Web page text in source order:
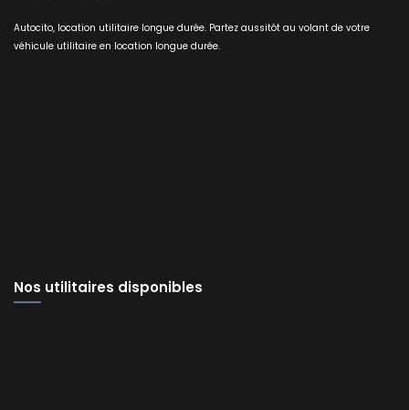
Autocito, location utilitaire longue durée. Partez aussitôt au volant de votre
véhicule utilitaire en location longue durée.
Nos utilitaires disponibles